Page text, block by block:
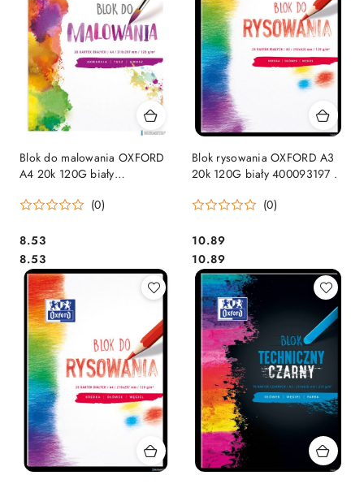
Blok do malowania OXFORD
A4 20k 120G biały
(0)
Cena:
8.53
Cena:
8.53
Blok rysowania OXFORD A3
20k 120G biały 400093197 .
(0)
Cena:
10.89
Cena:
10.89